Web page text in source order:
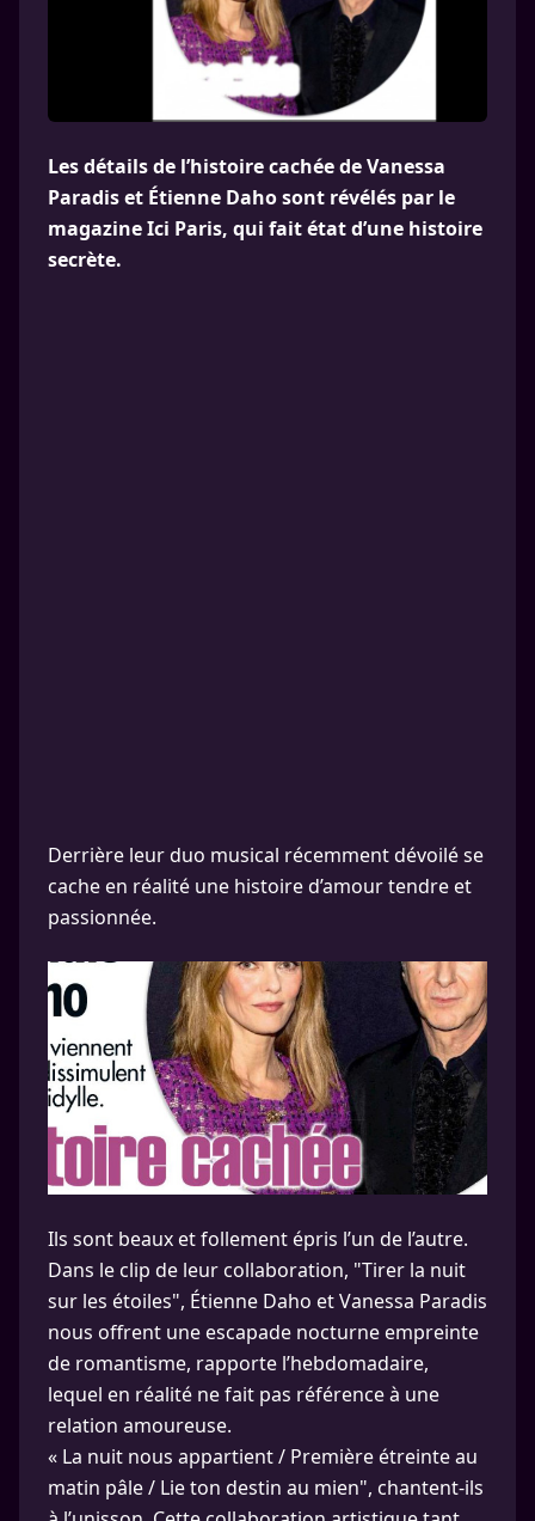
Les détails de l’histoire cachée de Vanessa
Paradis et Étienne Daho sont révélés par le
magazine Ici Paris, qui fait état d’une histoire
secrète.
Derrière leur duo musical récemment dévoilé se
cache en réalité une histoire d’amour tendre et
passionnée.
Ils sont beaux et follement épris l’un de l’autre.
Dans le clip de leur collaboration, "Tirer la nuit
sur les étoiles", Étienne Daho et Vanessa Paradis
nous offrent une escapade nocturne empreinte
de romantisme, rapporte l’hebdomadaire,
lequel en réalité ne fait pas référence à une
relation amoureuse.
« La nuit nous appartient / Première étreinte au
matin pâle / Lie ton destin au mien", chantent-ils